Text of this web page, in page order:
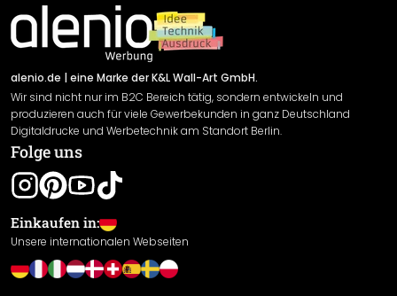
Newsletter An-/Abmeldung
Sendungsverfolgung
Impressum
Versand & Zahlung
Rücksendung
Widerrufsrecht
Datenschutzerklärung
Gewährleistung
Leistungserklärung / CE-Zeichen
Cookie Einstellungen
alenio.de | eine Marke der K&L Wall-Art GmbH.
Wir sind nicht nur im B2C Bereich tätig, sondern entwickeln und
produzieren auch für viele Gewerbekunden in ganz Deutschland
Digitaldrucke und Werbetechnik am Standort Berlin.
Folge uns
Einkaufen in:
Unsere internationalen Webseiten